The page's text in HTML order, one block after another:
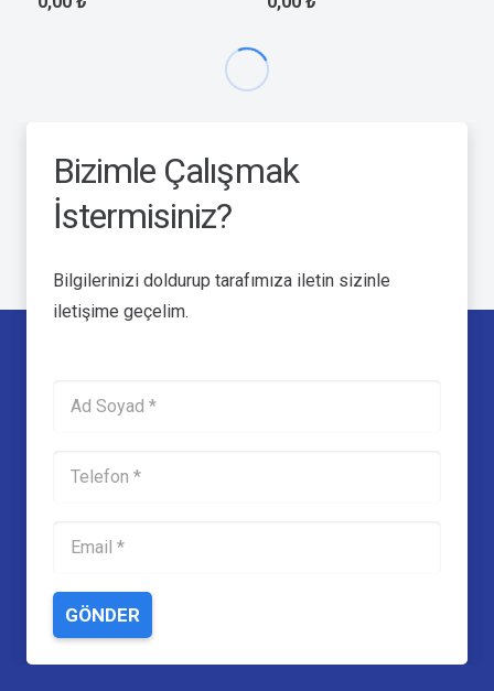
Bizimle Çalışmak
İstermisiniz?
Bilgilerinizi doldurup tarafımıza iletin sizinle
iletişime geçelim.
GÖNDER